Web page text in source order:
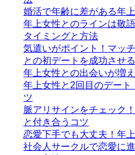
婚活で年齢に差がある年
年上女性とのラインは敬
タイミングと方法
気遣いがポイント！マッ
との初デートを成功させ
年上女性との出会いが増
年上女性と2回目のデート
ツ
脈アリサインをチェック
と付き合うコツ
恋愛下手でも大丈夫！年
社会人サークルで恋愛に